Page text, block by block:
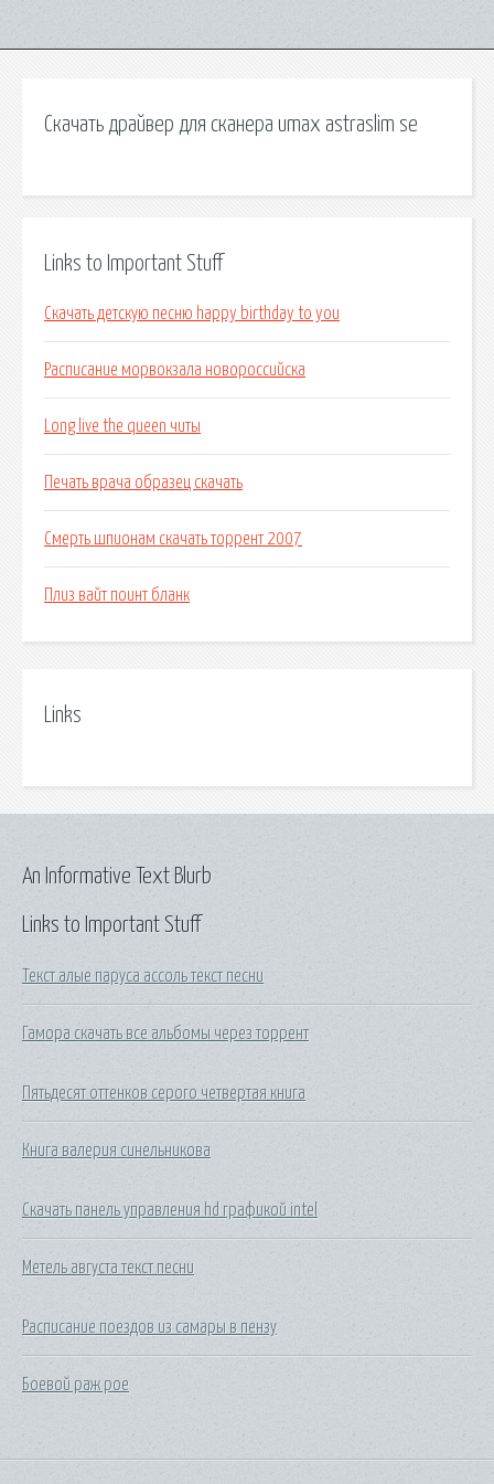
Скачать драйвер для сканера umax astraslim se
Links to Important Stuff
Скачать детскую песню happy birthday to you
Расписание морвокзала новороссийска
Long live the queen читы
Печать врача образец скачать
Смерть шпионам скачать торрент 2007
Плиз вайт поинт бланк
Links
Links to Important Stuff
Текст алые паруса ассоль текст песни
Гамора скачать все альбомы через торрент
Пятьдесят оттенков серого четвертая книга
Книга валерия синельникова
Скачать панель управления hd графикой intel
Метель августа текст песни
Расписание поездов из самары в пензу
Боевой раж poe
An Informative Text Blurb